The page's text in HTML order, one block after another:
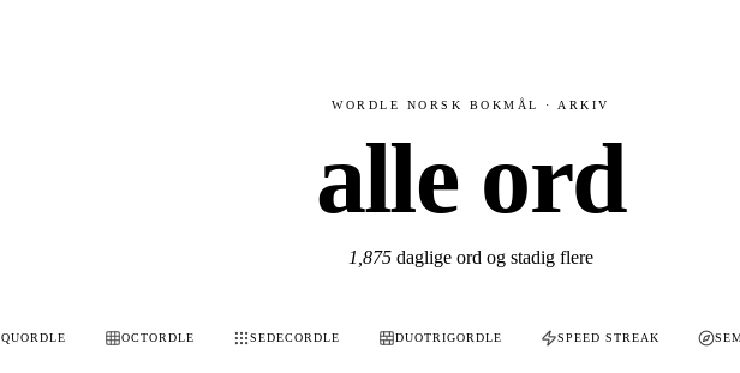
WORDLE NORSK BOKMÅL · ARKIV
alle ord
1,875 daglige ord og stadig flere
QUORDLE OCTORDLE SEDECORDLE DUOTRIGORDLE SPEED STREAK